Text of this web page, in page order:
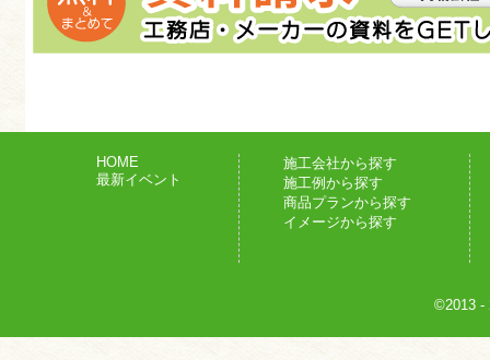
HOME
最新イベント
施工会社から探す
施工例から探す
商品プランから探す
イメージから探す
©2013 -